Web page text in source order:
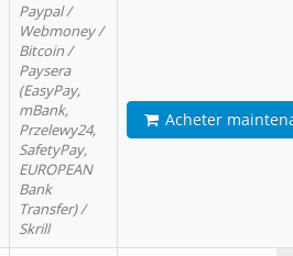
Paypal /
Webmoney /
Bitcoin /
Paysera
(EasyPay,
mBank,
Przelewy24,
SafetyPay,
EUROPEAN
Bank
Transfer) /
Skrill
Acheter